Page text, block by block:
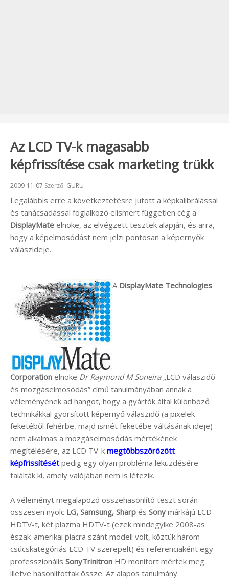
Az LCD TV-k magasabb
képfrissítése csak marketing trükk
Beküldve:
2009-11-07 Szerző: GURU
Legalábbis erre a következtetésre jutott a képkalibrálással
és tanácsadással foglalkozó elismert független cég a
DisplayMate elnöke, az elvégzett tesztek alapján, és arra,
hogy a képelmosódást nem jelzi pontosan a képernyők
válaszideje.
A DisplayMate Technologies
Corporation elnöke Dr Raymond M Soneira„LCD válaszidő
és mozgáselmosódás” című tanulmányában annak a
véleményének ad hangot, hogy a gyártók által különböző
technikákkal gyorsított képernyő válaszidő (a pixelek
feketéből fehérbe, majd ismét feketébe váltásának ideje)
nem alkalmas a mozgáselmosódás mértékének
megítélésére, az LCD TV-k megtöbbszörözött
képfrissítését pedig egy olyan probléma leküzdésére
találták ki, amely valójában nem is létezik.
A véleményt megalapozó összehasonlító teszt során
összesen nyolc LG, Samsung, Sharp és Sony márkájú LCD
HDTV-t, két plazma HDTV-t (ezek mindegyike 2008-as
észak-amerikai piacra szánt modell volt, köztük három
csúcskategóriás LCD TV szerepelt) és referenciaként egy
professzionális SonyTrinitron HD monitort mértek meg
illetve hasonlítottak össze. Az alapos tanulmány